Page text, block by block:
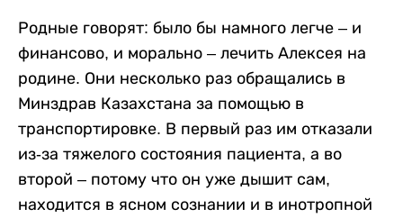
Родные говорят: было бы намного легче – и
финансово, и морально – лечить Алексея на
родине. Они несколько раз обращались в
Минздрав Казахстана за помощью в
транспортировке. В первый раз им отказали
из-за тяжелого состояния пациента, а во
второй – потому что он уже дышит сам,
находится в ясном сознании и в инотропной